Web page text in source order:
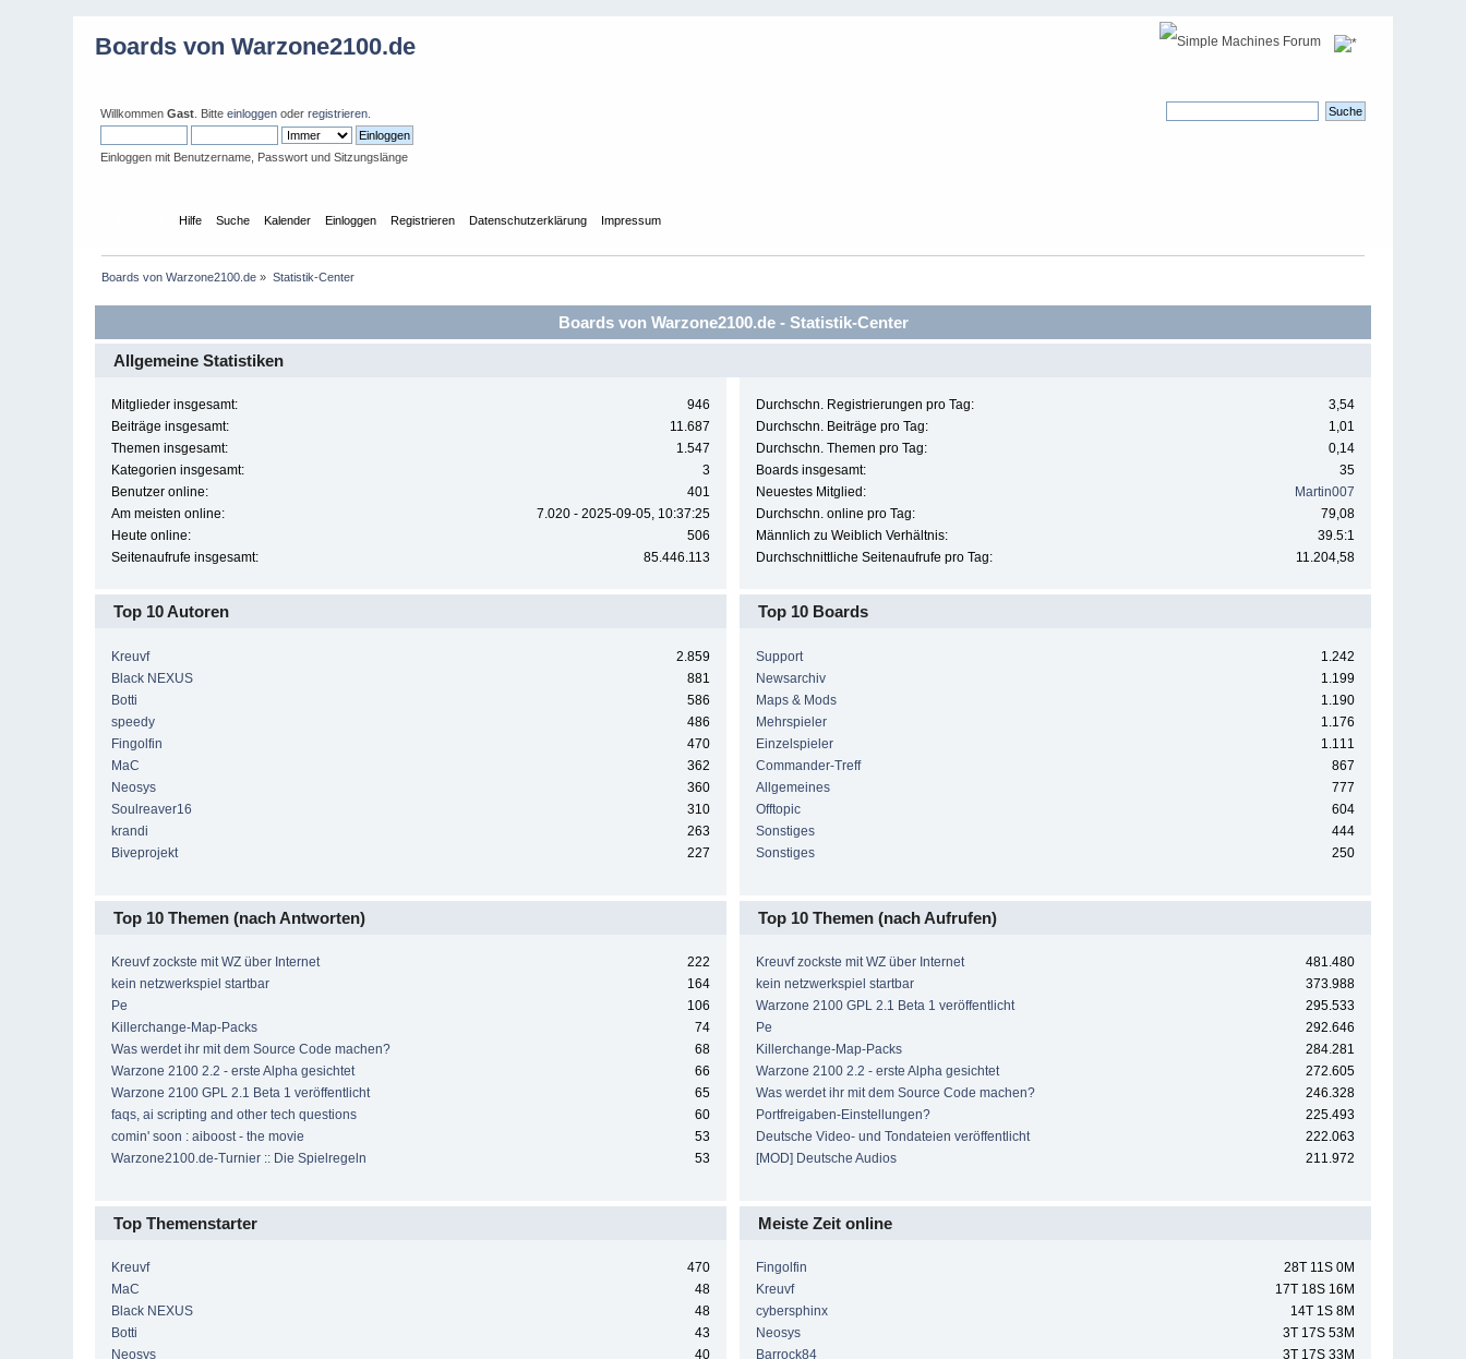
Boards von Warzone2100.de
WillkommenGast . Bitteeinloggen oderregistrieren
Einloggen mit Benutzername, Passwort und Sitzungslänge
Hilfe Suche Kalender Einloggen Registrieren Datenschutzerklärung Impressum
Boards von Warzone2100.de » Statistik-Center
Boards von Warzone2100.de - Statistik-Center
Allgemeine Statistiken
Mitglieder insgesamt:
946
Beiträge insgesamt:
11.687
Themen insgesamt:
1.547
Kategorien insgesamt:
3
Benutzer online:
401
Am meisten online:
7.020 - 2025-09-05, 10:37:25
Heute online:
506
Seitenaufrufe insgesamt:
85.446.113
Durchschn. Registrierungen pro Tag:
3,54
Durchschn. Beiträge pro Tag:
1,01
Durchschn. Themen pro Tag:
0,14
Boards insgesamt:
35
Neuestes Mitglied:
Martin007
Durchschn. online pro Tag:
79,08
Männlich zu Weiblich Verhältnis:
39.5:1
Durchschnittliche Seitenaufrufe pro Tag:
11.204,58
Top 10 Autoren
Kreuvf
2.859
Black NEXUS
881
Botti
586
speedy
486
Fingolfin
470
MaC
362
Neosys
360
Soulreaver16
310
krandi
263
Biveprojekt
227
Top 10 Boards
Support
1.242
Newsarchiv
1.199
Maps & Mods
1.190
Mehrspieler
1.176
Einzelspieler
1.111
Commander-Treff
867
Allgemeines
777
Offtopic
604
Sonstiges
444
Sonstiges
250
Top 10 Themen (nach Antworten)
Kreuvf zockste mit WZ über Internet
222
kein netzwerkspiel startbar
164
Pe
106
Killerchange-Map-Packs
74
Was werdet ihr mit dem Source Code machen?
68
Warzone 2100 2.2 - erste Alpha gesichtet
66
Warzone 2100 GPL 2.1 Beta 1 veröffentlicht
65
faqs, ai scripting and other tech questions
60
comin' soon : aiboost - the movie
53
Warzone2100.de-Turnier :: Die Spielregeln
53
Top 10 Themen (nach Aufrufen)
Kreuvf zockste mit WZ über Internet
481.480
kein netzwerkspiel startbar
373.988
Warzone 2100 GPL 2.1 Beta 1 veröffentlicht
295.533
Pe
292.646
Killerchange-Map-Packs
284.281
Warzone 2100 2.2 - erste Alpha gesichtet
272.605
Was werdet ihr mit dem Source Code machen?
246.328
Portfreigaben-Einstellungen?
225.493
Deutsche Video- und Tondateien veröffentlicht
222.063
[MOD] Deutsche Audios
211.972
Top Themenstarter
Kreuvf
470
MaC
48
Black NEXUS
48
Botti
43
Neosys
40
Meiste Zeit online
Fingolfin
28T 11S 0M
Kreuvf
17T 18S 16M
cybersphinx
14T 1S 8M
Neosys
3T 17S 53M
Barrock84
3T 17S 33M